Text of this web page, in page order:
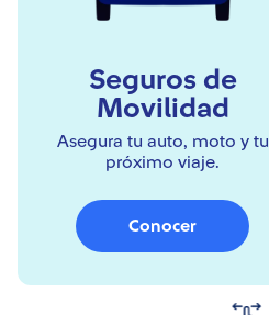
Seguros de
Movilidad
Asegura tu auto, moto y tu
próximo viaje.
Conocer